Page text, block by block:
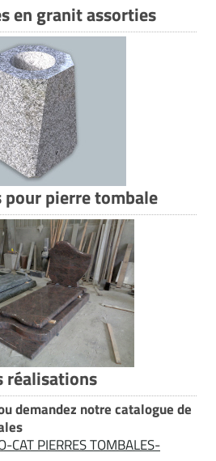
en granit assorties
pour pierre tombale
réalisations
demandez notre catalogue de
CAT PIERRES TOMBALES-